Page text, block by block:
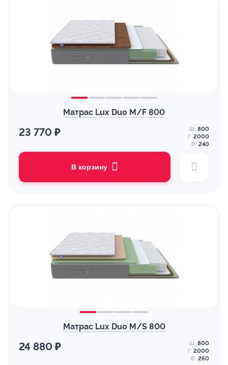
Матрас Lux Duo M/F 800
23 770 ₽ Ш: 800
Г: 2000
В: 240
В корзину
Матрас Lux Duo M/S 800
24 880 ₽ Ш: 800
Г: 2000
В: 260